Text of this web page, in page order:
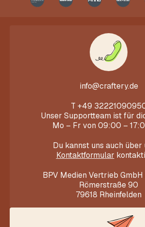
info@craftery.de
T +49
Unser Supportteam ist für
Mo – Fr von 09:00 –
Du kannst uns auch über
Kontaktformular
BPV Medien Vertrieb GmbH
Römerstraße 90
79618 Rheinfelden